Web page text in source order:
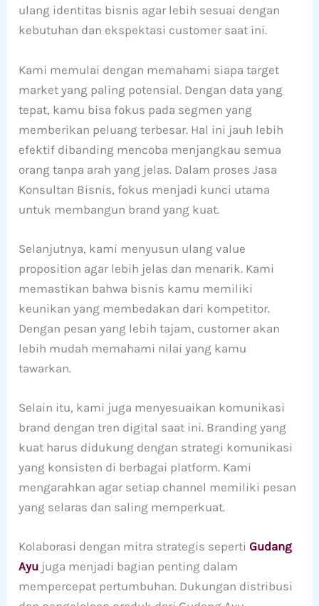
ulang identitas bisnis agar lebih sesuai dengan
kebutuhan dan ekspektasi customer saat ini.
Kami memulai dengan memahami siapa target
market yang paling potensial. Dengan data yang
tepat, kamu bisa fokus pada segmen yang
memberikan peluang terbesar. Hal ini jauh lebih
efektif dibanding mencoba menjangkau semua
orang tanpa arah yang jelas. Dalam proses Jasa
Konsultan Bisnis, fokus menjadi kunci utama
untuk membangun brand yang kuat.
Selanjutnya, kami menyusun ulang value
proposition agar lebih jelas dan menarik. Kami
memastikan bahwa bisnis kamu memiliki
keunikan yang membedakan dari kompetitor.
Dengan pesan yang lebih tajam, customer akan
lebih mudah memahami nilai yang kamu
tawarkan.
Selain itu, kami juga menyesuaikan komunikasi
brand dengan tren digital saat ini. Branding yang
kuat harus didukung dengan strategi komunikasi
yang konsisten di berbagai platform. Kami
mengarahkan agar setiap channel memiliki pesan
yang selaras dan saling memperkuat.
Kolaborasi dengan mitra strategis sepertiGudang
Ayu juga menjadi bagian penting dalam
mempercepat pertumbuhan. Dukungan distribusi